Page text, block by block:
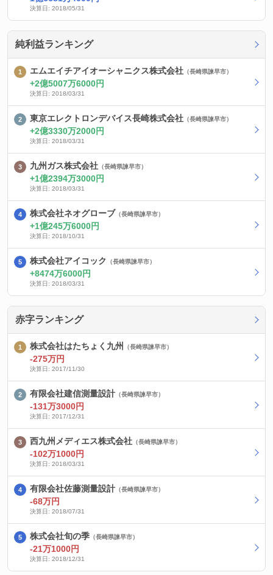
決算日: 2018/05/31
純利益ランキング
エムエイチアイオーシャニクス株式会社 （長崎県諫早市）
2億5007万6000円
決算日: 2018/03/31
東京エレクトロンデバイス長崎株式会社 （長崎県諫早市）
2億3330万2000円
決算日: 2018/03/31
九州ガス株式会社 （長崎県諫早市）
1億2394万3000円
決算日: 2018/03/31
株式会社ネオグローブ （長崎県諫早市）
1億245万6000円
決算日: 2018/10/31
株式会社アイコック （長崎県諫早市）
8474万6000円
決算日: 2018/03/31
赤字ランキング
株式会社はたちょく九州 （長崎県諫早市）
-275万円
決算日: 2017/11/30
有限会社建信測量設計 （長崎県諫早市）
-131万3000円
決算日: 2017/12/31
西九州メディエス株式会社 （長崎県諫早市）
-102万1000円
決算日: 2018/03/31
有限会社佐藤測量設計 （長崎県諫早市）
-68万円
決算日: 2018/07/31
株式会社旬の季 （長崎県諫早市）
-21万1000円
決算日: 2018/12/31